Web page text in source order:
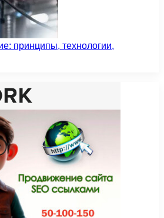
принципы, технологии,